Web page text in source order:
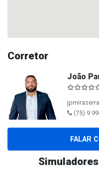
Corretor
João
(75) 9
FALAR